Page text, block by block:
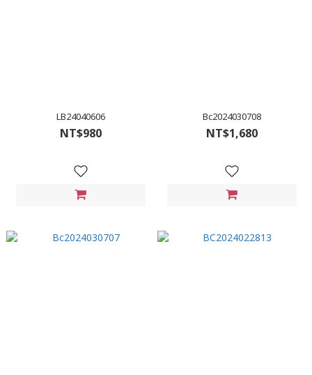
LB24040606
NT$980
Bc2024030708
NT$1,680